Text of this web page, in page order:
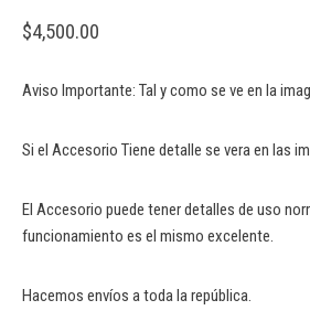
$4,500.00
Aviso Importante: Tal y como se ve en la
Si el Accesorio Tiene detalle se vera en las
El Accesorio puede tener detalles de uso
funcionamiento es el mismo excelente.
Hacemos envíos a toda la república.